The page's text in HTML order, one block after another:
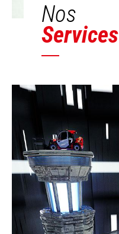
Nos
Services